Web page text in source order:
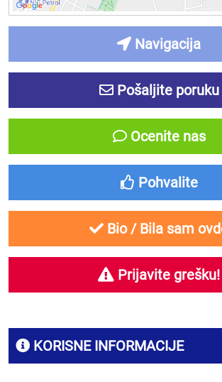
KORISNE INFORMACIJE
Navigacija
Pošaljite poruku
Ocenite nas
Pohvalite
Bio / Bila sam
Prijavite grešku!